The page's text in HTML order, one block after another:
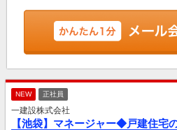
NEW 正社員
一建設株式会社
【池袋】マネージャー◆戸建住宅